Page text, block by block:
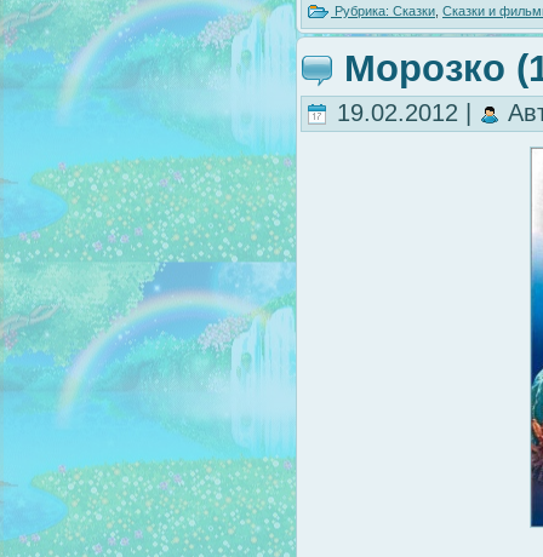
Рубрика: Сказки Сказки и
Морозко
19.02.2012 |